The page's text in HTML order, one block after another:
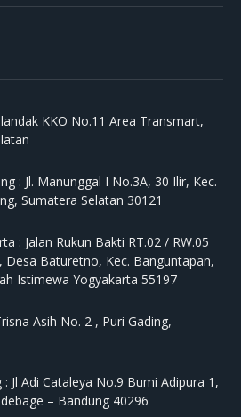
KKO No.11 Area Transmart,
: Jl. Manunggal I No.3A, 30 Ilir, Kec.
Sumatera Selatan 30121
: Jalan Rukun Bakti RT.02 / RW.05
Desa Baturetno, Kec. Banguntapan,
Istimewa Yogyakarta 55197
Asih No. 2 , Puri Gading,
: Jl Adi Cataleya No.9 Bumi Adipura 1,
– Bandung 40296